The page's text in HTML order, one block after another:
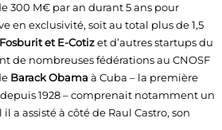
300 M€ par an durant 5 ans pour
en exclusivité, soit au total plus de 1,5
et E-Cotizet d’autres startups du
de nombreuses fédérations au CNOSF
Barack Obama à Cuba – la première
1928 – comprenait notamment un
a assisté à côté de Raul Castro, son